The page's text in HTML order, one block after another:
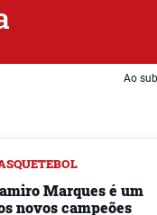
Ao
Marques é um
novos campeões